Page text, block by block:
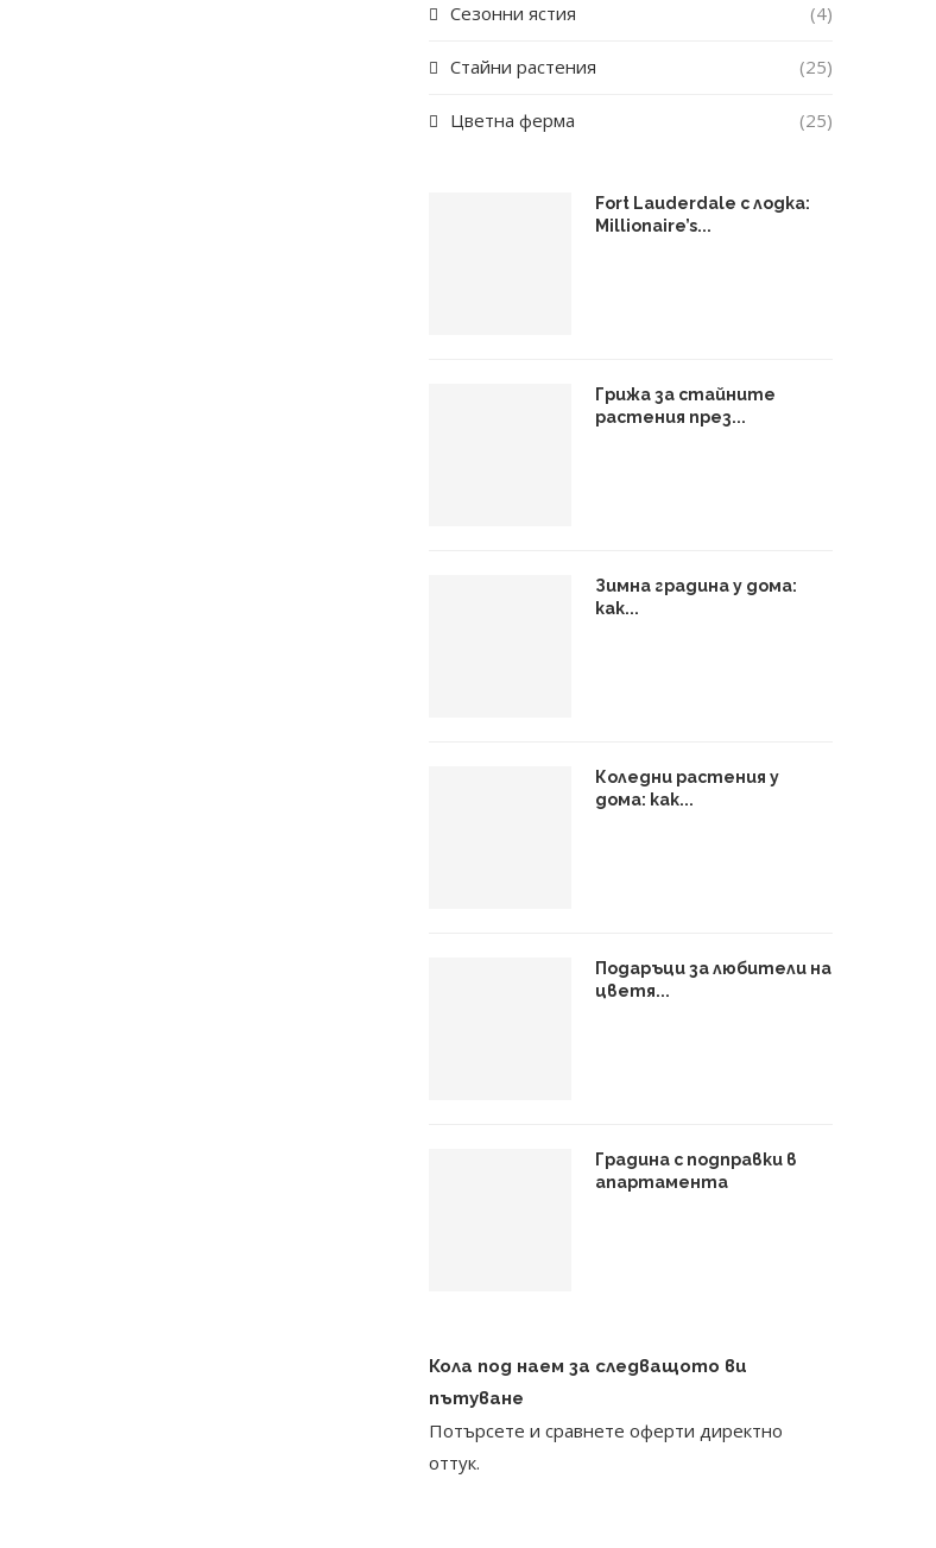
Сезонни ястия (4)
Стайни растения (25)
Цветна ферма (25)
Fort Lauderdale с лодка:
Millionaire’s...
Грижа за стайните
растения през...
Зимна градина у дома:
как...
Коледни растения у
дома: как...
Подаръци за любители на
цветя...
Градина с подправки в
апартамента
Кола под наем за следващото ви
пътуване
Потърсете и сравнете оферти директно
оттук.